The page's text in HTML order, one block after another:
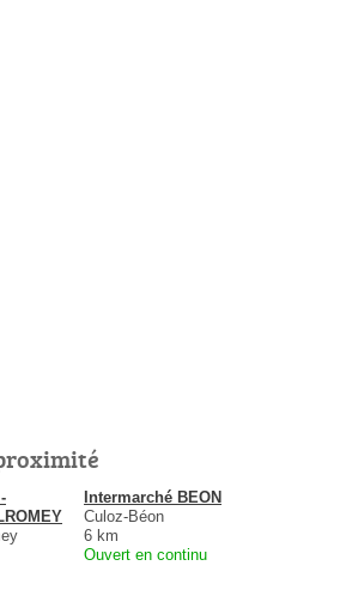
Intermarché BEON
Culoz-Béon
6 km
Ouvert en continu